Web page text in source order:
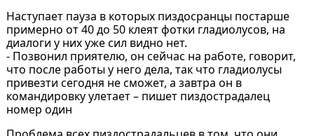
Наступает пауза в которых пиздосранцы постарше
примерно от 40 до 50 клеят фотки гладиолусов, на
диалоги у них уже сил видно нет.
- Позвонил приятелю, он сейчас на работе, говорит,
что после работы у него дела, так что гладиолусы
привезти сегодня не сможет, а завтра он в
командировку улетает – пишет пиздострадалец
номер один